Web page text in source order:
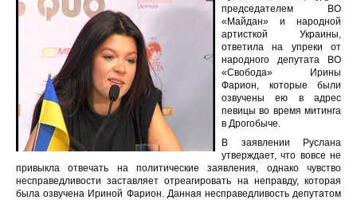
председателем ВО
«Майдан» и народной
артисткой Украины,
ответила на упреки от
народного депутата ВО
«Свобода» Ирины
Фарион, которые были
озвучены ею в адрес
певицы во время митинга
в Дрогобыче.
В заявлении Руслана
утверждает, что вовсе не
привыкла отвечать на политические заявления, однако чувство
несправедливости заставляет отреагировать на неправду, которая
была озвучена Ириной Фарион. Данная несправедливость депутатом